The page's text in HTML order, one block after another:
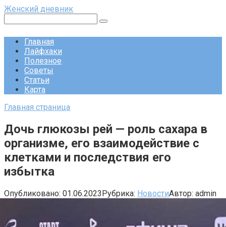
Перейти
контенту
Женский дневник
Главная
Лайфхаки
Полезное
Советы
Статьи
Карта
Главная страница
Дочь глюкозы рей — роль сахара в
организме, его взаимодействие с
клетками и последствия его
избытка
Опубликовано: 01.06.2023Рубрика: НовостиАвтор: admin